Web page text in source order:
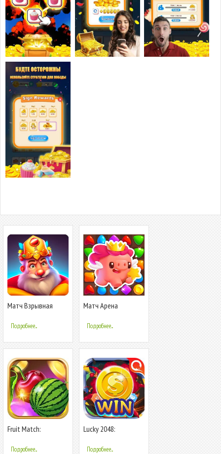
Матч Взрывная
Подробнее...
Матч Арена
Подробнее...
Fruit Match:
Подробнее...
Lucky 2048:
Подробнее...